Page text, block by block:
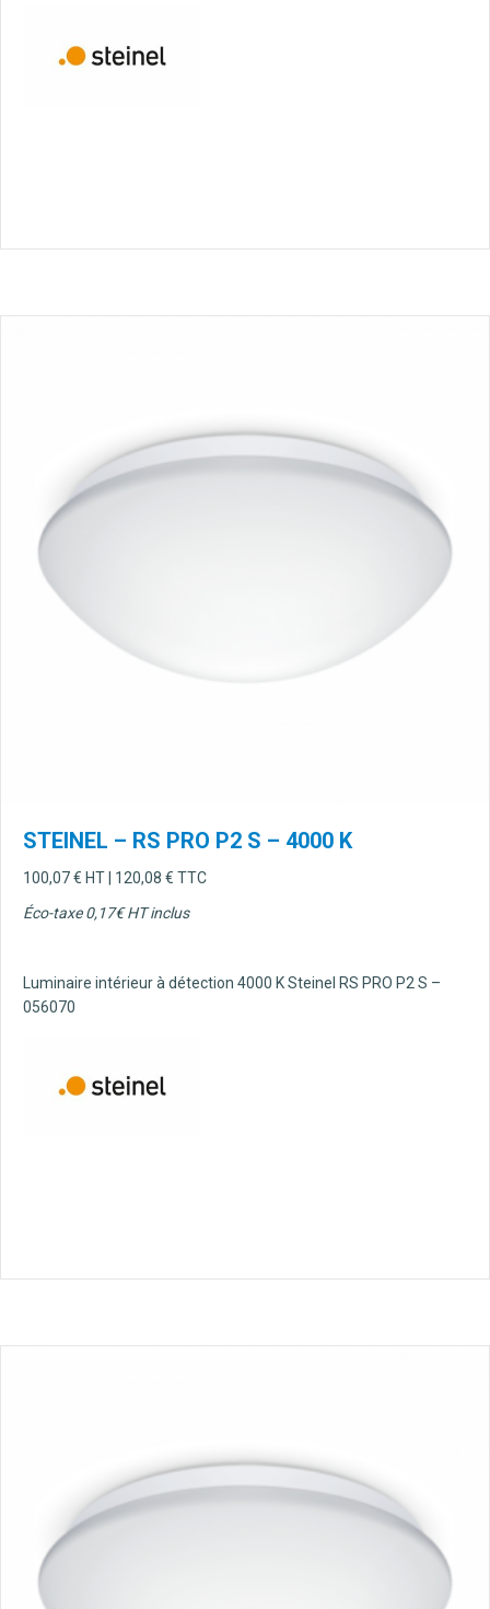
STEINEL – RS PRO P2 S – 4000 K
100,07€ HT | 120,08 € TTC
Éco-taxe 0,17€ HT inclus
Luminaire intérieur à détection 4000 K Steinel RS PRO P2 S –
056070